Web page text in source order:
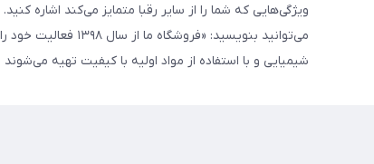
ویژگی‌هایی که شما را از سایر رقبا متمایز می‌کند اشاره
می‌توانید
شیمیایی و با استفاده از مواد اولیه با کیفیت تهیه